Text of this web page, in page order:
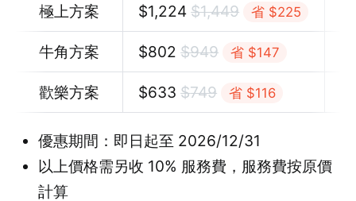
極上方案 $1,224 $1,449 省 $225
牛角方案 $802 $949 省 $147
歡樂方案 $633 $749 省 $116
優惠期間：即日起至 2026/12/31
以上價格需另收 10% 服務費，服務費按原價
計算